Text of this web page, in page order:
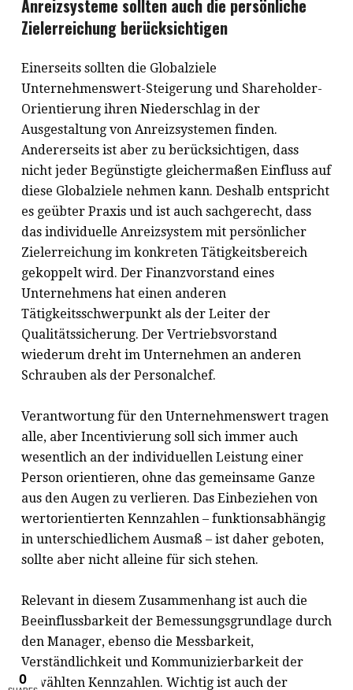
Anreizsysteme sollten auch die persönliche
Zielerreichung berücksichtigen
Einerseits sollten die Globalziele
Unternehmenswert-Steigerung und Shareholder-
Orientierung ihren Niederschlag in der
Ausgestaltung von Anreizsystemen finden.
Andererseits ist aber zu berücksichtigen, dass
nicht jeder Begünstigte gleichermaßen Einfluss auf
diese Globalziele nehmen kann. Deshalb entspricht
es geübter Praxis und ist auch sachgerecht, dass
das individuelle Anreizsystem mit persönlicher
Zielerreichung im konkreten Tätigkeitsbereich
gekoppelt wird. Der Finanzvorstand eines
Unternehmens hat einen anderen
Tätigkeitsschwerpunkt als der Leiter der
Qualitätssicherung. Der Vertriebsvorstand
wiederum dreht im Unternehmen an anderen
Schrauben als der Personalchef.
Verantwortung für den Unternehmenswert tragen
alle, aber Incentivierung soll sich immer auch
wesentlich an der individuellen Leistung einer
Person orientieren, ohne das gemeinsame Ganze
aus den Augen zu verlieren. Das Einbeziehen von
wertorientierten Kennzahlen – funktionsabhängig
in unterschiedlichem Ausmaß – ist daher geboten,
sollte aber nicht alleine für sich stehen.
Relevant in diesem Zusammenhang ist auch die
Beeinflussbarkeit der Bemessungsgrundlage durch
den Manager, ebenso die Messbarkeit,
Verständlichkeit und Kommunizierbarkeit der
gewählten Kennzahlen. Wichtig ist auch der